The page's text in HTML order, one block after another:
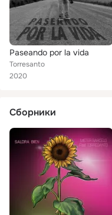
Paseando por la vida
Torresanto
2020
Сборники